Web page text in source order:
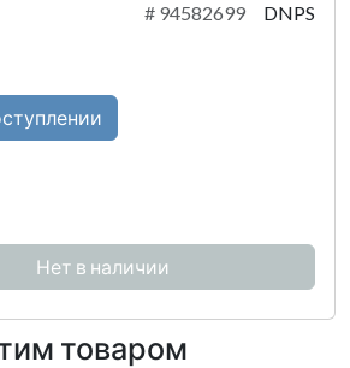
# 94582699 DNPS
Нет в наличии
товаром